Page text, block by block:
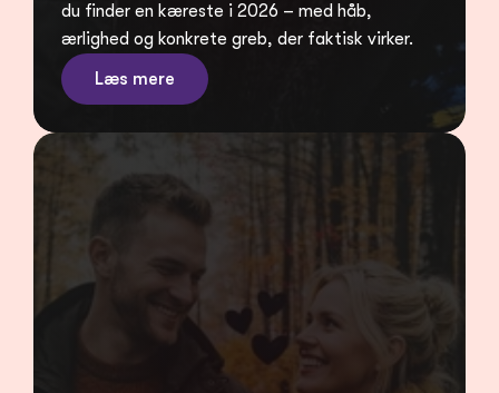
du finder en kæreste i 2026 – med håb,
ærlighed og konkrete greb, der faktisk virker.
Læs mere